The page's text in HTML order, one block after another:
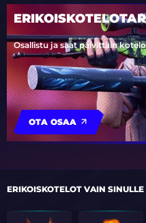
Osallistu ja saat päivittäin
OTA OSAA
ERIKOISKOTELOT VAIN SINULLE